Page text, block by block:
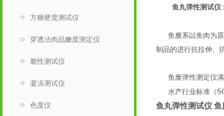
鱼丸弹性测试仪
鱼糜系以鱼肉为
制品的进行抗拉伸、
鱼糜弹性测定仪
水产行业标准（
鱼丸弹性测试仪
方糖硬度测试仪
穿透法肉品嫩度测定仪
脆性测试仪
凝冻测试仪
色度仪